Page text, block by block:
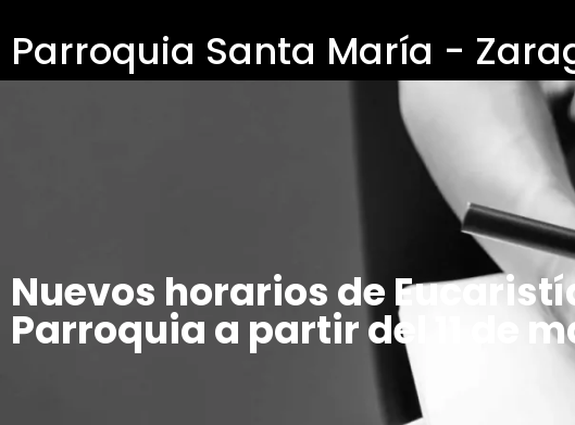
Parroquia Santa María -
Nuevos horarios de
Parroquia a partir del 11 de